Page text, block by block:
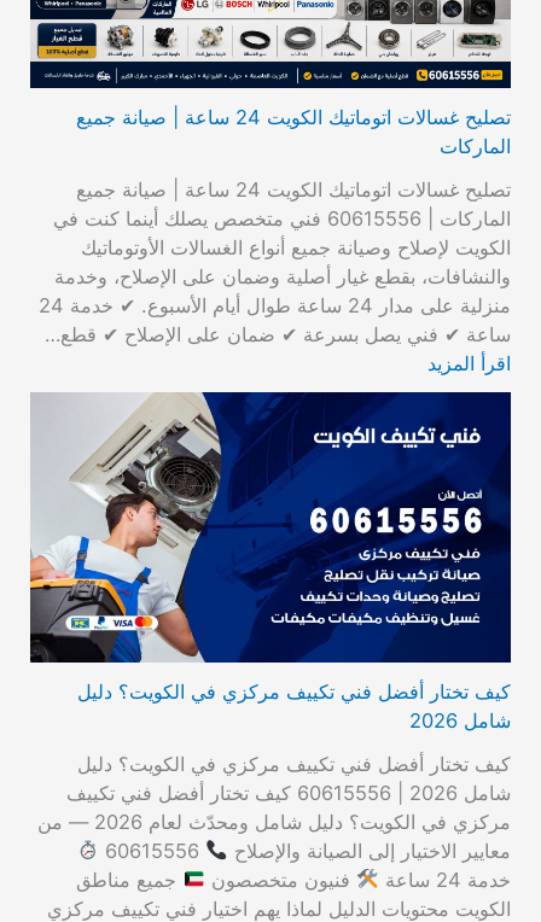
تصليح غسالات اتوماتيك الكويت 24 ساعة | صيانة جميع
الماركات
تصليح غسالات اتوماتيك الكويت 24 ساعة | صيانة جميع
الماركات | 60615556 فني متخصص يصلك أينما كنت في
الكويت لإصلاح وصيانة جميع أنواع الغسالات الأوتوماتيك
والنشافات، بقطع غيار أصلية وضمان على الإصلاح، وخدمة
منزلية على مدار 24 ساعة طوال أيام الأسبوع. ✔ خدمة 24
ساعة ✔ فني يصل بسرعة ✔ ضمان على الإصلاح ✔ قطع…
اقرأ المزيد
كيف تختار أفضل فني تكييف مركزي في الكويت؟ دليل
شامل 2026
كيف تختار أفضل فني تكييف مركزي في الكويت؟ دليل
شامل 2026 | 60615556 كيف تختار أفضل فني تكييف
مركزي في الكويت؟ دليل شامل ومحدّث لعام 2026 — من
معايير الاختيار إلى الصيانة والإصلاح
خدمة 24 ساعة
فنيون متخصصون
جميع مناطق
الكويت محتويات الدليل لماذا يهم اختيار فني تكييف مركزي